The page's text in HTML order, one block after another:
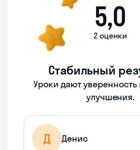
5,0
2 оценки
Стабильный
Уроки дают
улучшения.
Д Денис